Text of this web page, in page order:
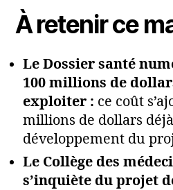
À retenir ce
Le Dossier santé
100 millions de
exploiter : ce coût
millions de dollars
développement du
Le Collège des
s’inquiète du projet